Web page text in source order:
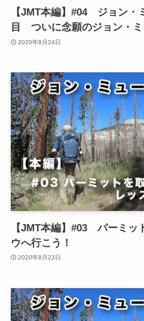
【JMT本編】#04 ジョン・
目 ついに念願のジョン・
2020年8月24日
【JMT本編】#03 パーミッ
ウへ行こう！
2020年8月23日